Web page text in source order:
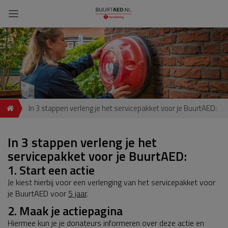
In 3 stappen verleng je het servicepakket voor je BuurtAED:
In 3 stappen verleng je het
servicepakket voor je BuurtAED:
1. Start een actie
Je kiest hierbij voor een verlenging van het servicepakket voor
je BuurtAED voor 5 jaar.
2. Maak je actiepagina
Hiermee kun je je donateurs informeren over deze actie en